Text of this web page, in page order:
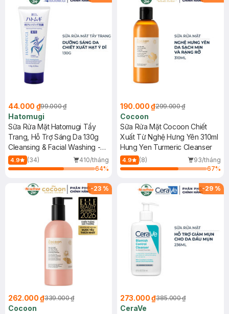
44.000 ₫99.000 ₫
Hatomugi
Sữa Rửa Mặt Hatomugi Tẩy
Trang, Hỗ Trợ Sáng Da 130g
Cleansing & Facial Washing -
The W Cleansing Foam
4.9 (34)
410/tháng
64%
190.000 ₫299.000 ₫
Cocoon
Sữa Rửa Mặt Cocoon Chiết
Xuất Từ Nghệ Hưng Yên 310ml
Hung Yen Turmeric Cleanser
4.9 (8)
93/tháng
67%
-23 %
262.000 ₫339.000 ₫
Cocoon
-29 %
273.000 ₫385.000 ₫
CeraVe